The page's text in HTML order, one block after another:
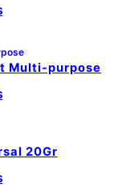
Multi-purpose
20Gr